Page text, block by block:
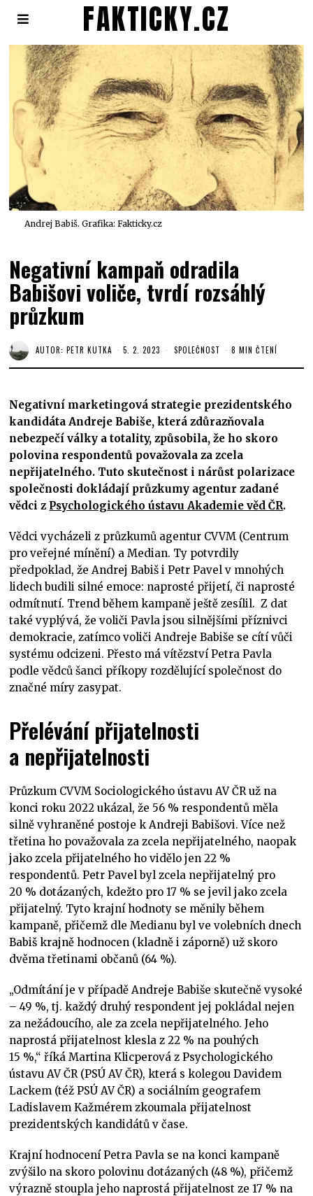
FAKTICKY.CZ
Andrej Babiš. Grafika: Fakticky.cz
Negativní kampaň odradila
Babišovi voliče, tvrdí rozsáhlý
průzkum
AUTOR:PETR KUTKA 5. 2. 2023 SPOLEČNOST 8 MIN ČTENÍ
Negativní marketingová strategie prezidentského
kandidáta Andreje Babiše, která zdůrazňovala
nebezpečí války a totality, způsobila, že ho skoro
polovina respondentů považovala za zcela
nepřijatelného. Tuto skutečnost i nárůst polarizace
společnosti dokládají průzkumy agentur zadané
vědci z Psychologického ústavu Akademie věd ČR.
Vědci vycházeli z průzkumů agentur CVVM (Centrum
pro veřejné mínění) a Median. Ty potvrdily
předpoklad, že Andrej Babiš i Petr Pavel v mnohých
lidech budili silné emoce: naprosté přijetí, či naprosté
odmítnutí. Trend během kampaně ještě zesílil. Z dat
také vyplývá, že voliči Pavla jsou silnějšími příznivci
demokracie, zatímco voliči Andreje Babiše se cítí vůči
systému odcizeni. Přesto má vítězství Petra Pavla
podle vědců šanci příkopy rozdělující společnost do
značné míry zasypat.
Přelévání přijatelnosti
a nepřijatelnosti
Průzkum CVVM Sociologického ústavu AV ČR už na
konci roku 2022 ukázal, že 56 % respondentů měla
silně vyhraněné postoje k Andreji Babišovi. Více než
třetina ho považovala za zcela nepřijatelného, naopak
jako zcela přijatelného ho vidělo jen 22 %
respondentů. Petr Pavel byl zcela nepřijatelný pro
20 % dotázaných, kdežto pro 17 % se jevil jako zcela
přijatelný. Tyto krajní hodnoty se měnily během
kampaně, přičemž dle Medianu byl ve volebních dnech
Babiš krajně hodnocen (kladně i záporně) už skoro
dvěma třetinami občanů (64 %).
„Odmítání je v případě Andreje Babiše skutečně vysoké
– 49 %, tj. každý druhý respondent jej pokládal nejen
za nežádoucího, ale za zcela nepřijatelného. Jeho
naprostá přijatelnost klesla z 22 % na pouhých
15 %,“ říká Martina Klicperová z Psychologického
ústavu AV ČR (PSÚ AV ČR), která s kolegou Davidem
Lackem (též PSÚ AV ČR) a sociálním geografem
Ladislavem Kažmérem zkoumala přijatelnost
prezidentských kandidátů v čase.
Krajní hodnocení Petra Pavla se na konci kampaně
zvýšilo na skoro polovinu dotázaných (48 %), přičemž
výrazně stoupla jeho naprostá přijatelnost ze 17 % na